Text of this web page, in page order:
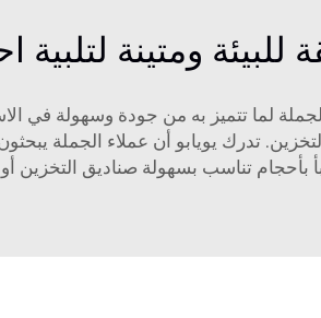
ومتينة لتلبية
لما تتميز به من جودة وسهولة في
تدرك يويابو أن عملاء الجملة
بأحجام تناسب بسهولة صناديق التخزين